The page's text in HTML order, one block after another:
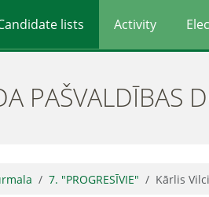
lists Activity
PAŠVALDĪBAS
7. "PROGRESĪVIE" Kārlis